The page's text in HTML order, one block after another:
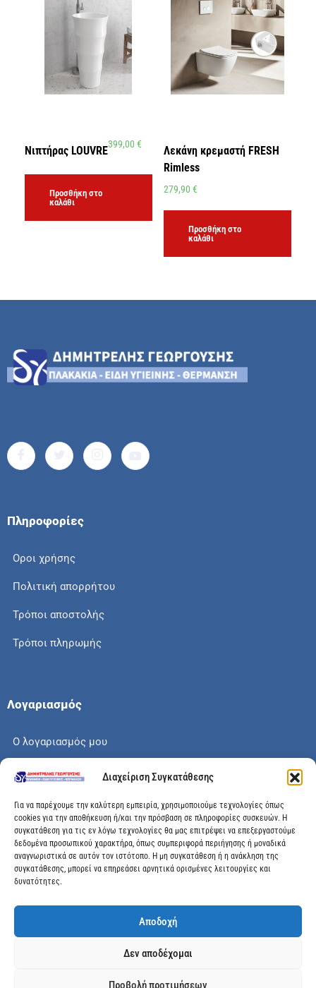
Διαχείριση Συγκατάθεσης
Για να παρέχουμε την καλύτερη εμπειρία, χρησιμοποιούμε τεχνολογίες όπως
cookies για την αποθήκευση ή/και την πρόσβαση σε πληροφορίες συσκευών. Η
συγκατάθεση για τις εν λόγω τεχνολογίες θα μας επιτρέψει να επεξεργαστούμε
δεδομένα προσωπικού χαρακτήρα, όπως συμπεριφορά περιήγησης ή μοναδικά
αναγνωριστικά σε αυτόν τον ιστότοπο. Η μη συγκατάθεση ή η ανάκληση της
συγκατάθεσης, μπορεί να επηρεάσει αρνητικά ορισμένες λειτουργίες και
δυνατότητες.
Αποδοχή
Δεν αποδέχομαι
Προβολή προτιμήσεων
Νιπτήρας LOUVRE399,00 €
Προσθήκη στο
καλάθι
Λεκάνη κρεμαστή FRESH
Rimless
279,90 €
Προσθήκη στο
καλάθι
Πληροφορίες
Οροι χρήσης
Πολιτική απορρήτου
Τρόποι αποστολής
Τρόποι πληρωμής
Λογαριασμός
Ο λογαριασμός μου
Το καλάθι μου
Check out
Διεύθυνση
Μεγάλης Χώρας 89, Αγρίνιο, Τ.Κ: 30100
info@dimitrelis-georgousis.gr